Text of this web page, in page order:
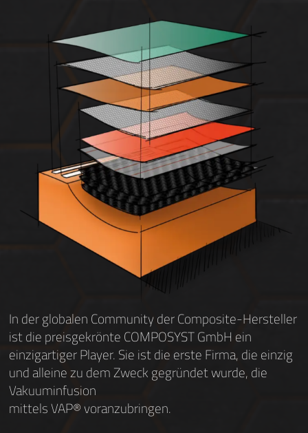
In der globalen Community der Composite-Hersteller
ist die preisgekrönte COMPOSYST GmbH ein
einzigartiger Player. Sie ist die erste Firma, die einzig
und alleine zu dem Zweck gegründet wurde, die
Vakuuminfusion
mittels VAP® voranzubringen.